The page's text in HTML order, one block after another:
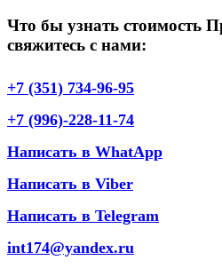
Что бы узнать стоимость
свяжитесь с нами:
+7 (351) 734-96-95
+7 (996)-228-11-74
Написать в WhatApp
Написать в Viber
Написать в Telegram
int174@yandex.ru